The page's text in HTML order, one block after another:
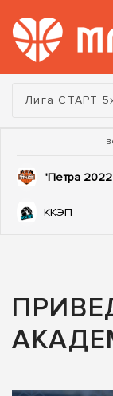
Турнир:
Лига СТАРТ
"Петра
ККЭП